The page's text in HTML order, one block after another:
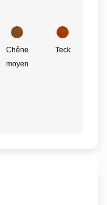
Chêne
moyen
Teck